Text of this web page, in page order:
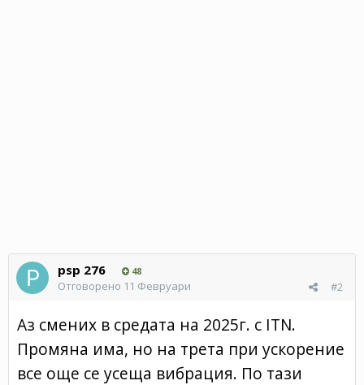
psp 276 48
#2
Отговорено 11 Февруари
Аз смених в средата на 2025г. с ITN.
Промяна има, но на трета при ускорение
все още се усеща вибрация. По тази